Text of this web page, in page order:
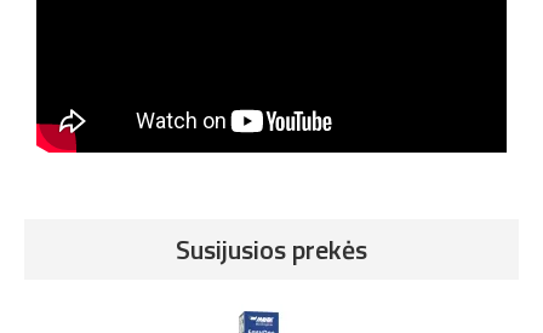
Susijusios prekės